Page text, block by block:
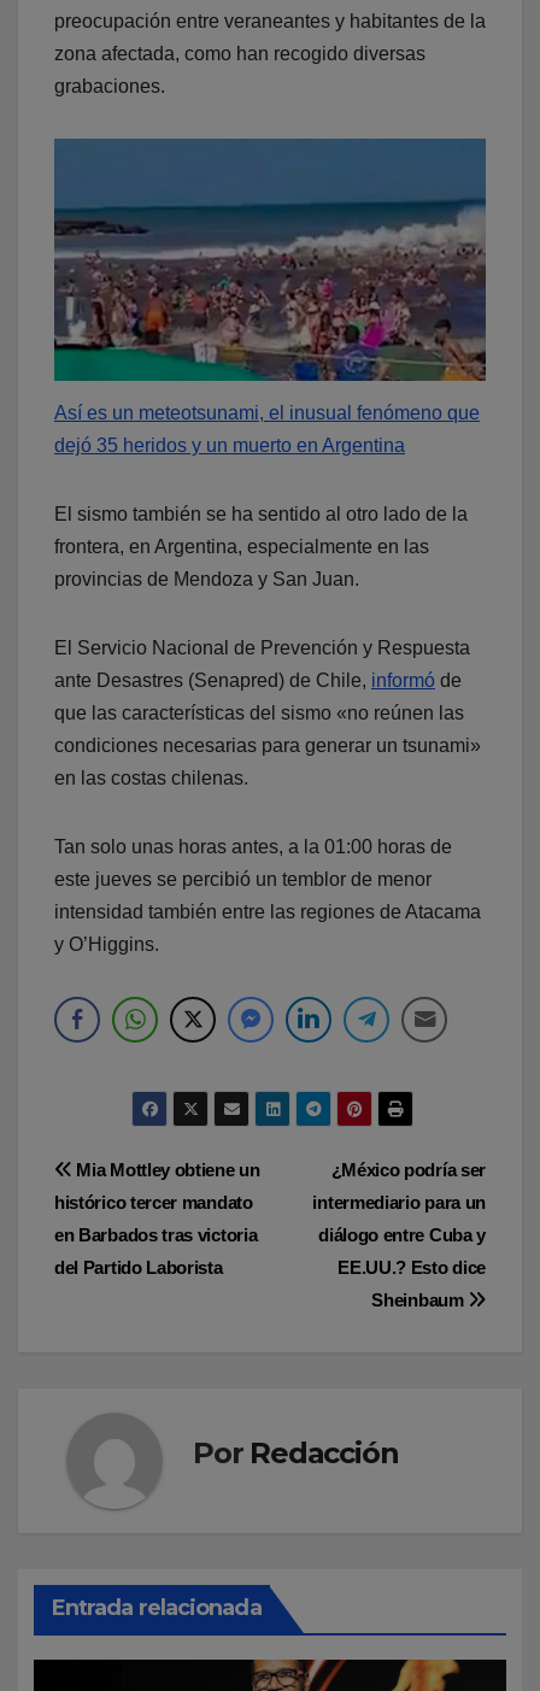
preocupación entre veraneantes y habitantes de la
zona afectada, como han recogido diversas
grabaciones.
Así es un meteotsunami, el inusual fenómeno que
dejó 35 heridos y un muerto en Argentina
El sismo también se ha sentido al otro lado de la
frontera, en Argentina, especialmente en las
provincias de Mendoza y San Juan.
El Servicio Nacional de Prevención y Respuesta
ante Desastres (Senapred) de Chile, informó de
que las características del sismo «no reúnen las
condiciones necesarias para generar un tsunami»
en las costas chilenas.
Tan solo unas horas antes, a la 01:00 horas de
este jueves se percibió un temblor de menor
intensidad también entre las regiones de Atacama
y O’Higgins.
Navegación
de
entradas
¿México podría ser
intermediario para un
diálogo entre Cuba y
EE.UU.? Esto dice
Sheinbaum
Mia Mottley obtiene un
histórico tercer mandato
en Barbados tras victoria
del Partido Laborista
Por Redacción
Entrada relacionada